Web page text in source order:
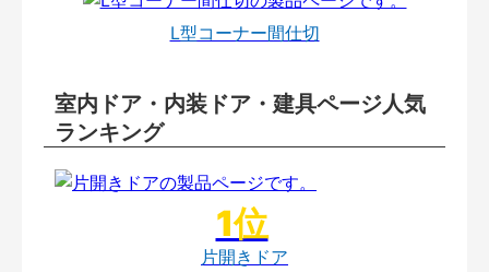
L型コーナー間仕切
室内ドア・内装ドア・建具ページ人気
ランキング
片開きドア